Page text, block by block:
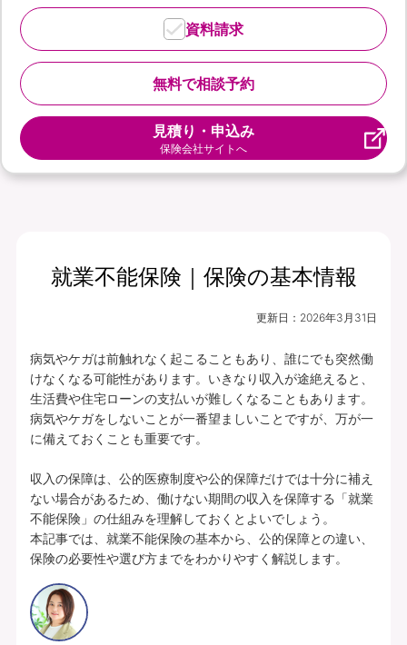
無料で相談予約
資料請求
見積り・申込み
保険会社サイトへ
就業不能保険｜保険の基本情報
更新日： 2026年3月31日
病気やケガは前触れなく起こることもあり、誰にでも突然働
けなくなる可能性があります。いきなり収入が途絶えると、
生活費や住宅ローンの支払いが難しくなることもあります。
病気やケガをしないことが一番望ましいことですが、万が一
に備えておくことも重要です。
収入の保障は、公的医療制度や公的保障だけでは十分に補え
ない場合があるため、働けない期間の収入を保障する「就業
不能保険」の仕組みを理解しておくとよいでしょう。
本記事では、就業不能保険の基本から、公的保障との違い、